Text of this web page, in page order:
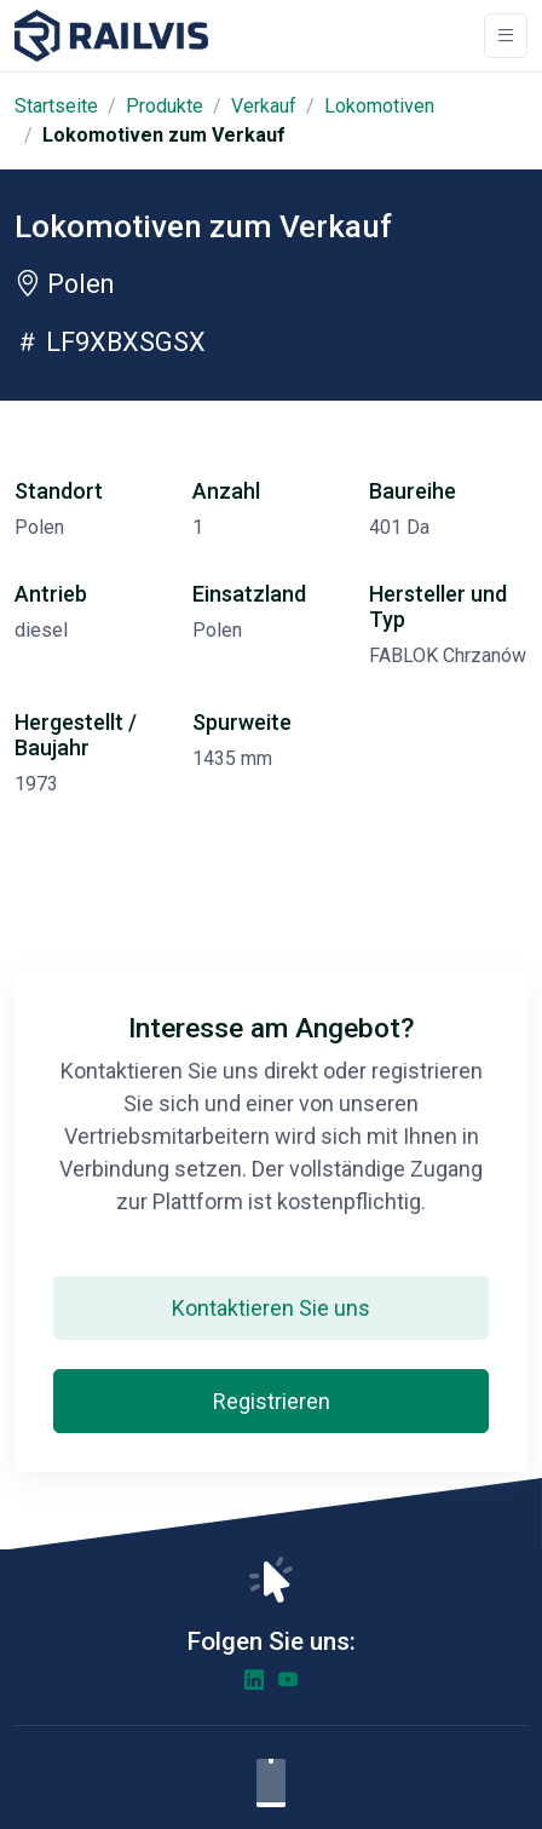
Startseite Produkte Verkauf
Lokomotiven
Lokomotiven zum Verkauf
Lokomotiven zum Verkauf
Polen
LF9XBXSGSX
Standort
Polen
Anzahl
1
Baureihe
401 Da
Antrieb
diesel
Einsatzland
Polen
Hersteller und
Typ
FABLOK Chrzanów
Hergestellt /
Baujahr
1973
Spurweite
1435 mm
Interesse am Angebot?
Kontaktieren Sie uns direkt oder registrieren
Sie sich und einer von unseren
Vertriebsmitarbeitern wird sich mit Ihnen in
Verbindung setzen. Der vollständige Zugang
zur Plattform ist kostenpflichtig.
Kontaktieren Sie uns
Registrieren
Folgen Sie uns: